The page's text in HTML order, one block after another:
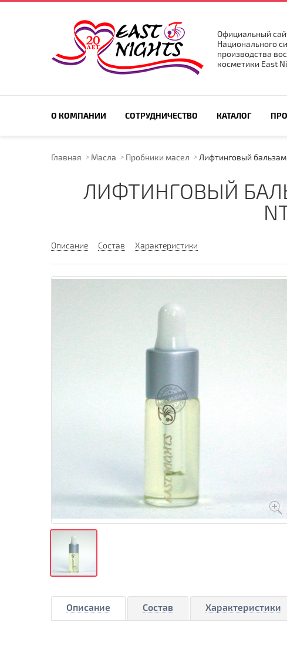
Официальный
Национального
производства
косметики East
О КОМПАНИИ СОТРУДНИЧЕСТВО КАТАЛОГ
ПОИСК ПО САЙТУ
Главная Масла Пробники масел Лифтинговый
ЛИФТИНГОВЫЙ
Описание Состав Характеристики
Описание Состав Характеристики